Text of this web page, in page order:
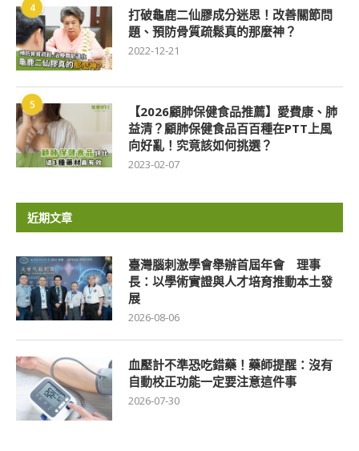
4
打破龜鹿二仙膠成分迷思！改善關節問
題、預防骨質疏鬆真的那麼神？
2022-12-21
5
【2026顧肺保健食品推薦】愛費康、肺
益清？顧肺保健食品百百種在PTT上風
向好亂！究竟該如何挑選？
2023-02-07
近期文章
臺灣腦刺激學會舉辦首屆年會 理事
長：以學術實證與人才培育推動本土發
展
2026-08-06
血壓計不準恐吃錯藥！藥師提醒：沒有
自動校正功能一定要注意這件事
2026-07-30